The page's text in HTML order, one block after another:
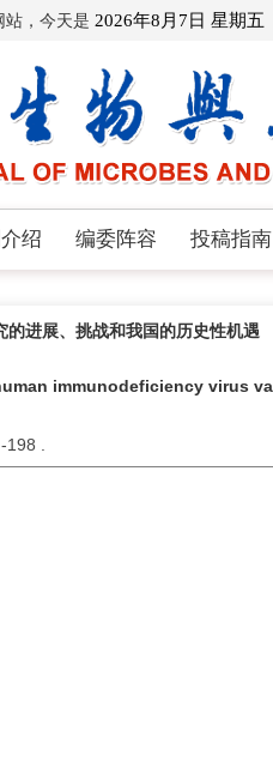
站，今天是 2026年8月7日 星期五
绍 编委阵容 投稿指南
进展、挑战和我国的历史性机遇
immunodeficiency virus
198 .